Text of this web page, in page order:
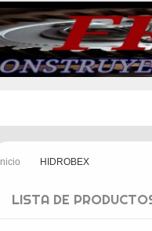
Inicio HIDROBEX
LISTA DE